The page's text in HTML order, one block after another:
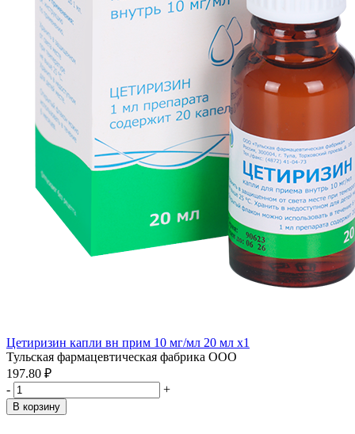
Цетиризин капли вн прим 10 мг/мл 20 мл x1
Тульская фармацевтическая фабрика ООО
197.80 ₽
-
+
В корзину